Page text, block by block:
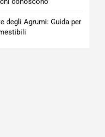
degli Agrumi: Guida per